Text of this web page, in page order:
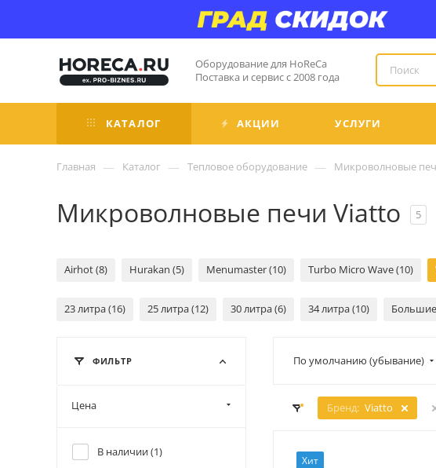
Оборудование для HoReCa
Поставка и сервис с 2008 года
КАТАЛОГ АКЦИИ УСЛУГИ
Главная — Каталог — Тепловое оборудование — Микроволновые
Микроволновые печи Viatto 5
Airhot (8) Hurakan (5) Menumaster (10) Turbo Micro Wave (10)
23 литра (16) 25 литра (12) 30 литра (6) 34 литра (10)
По умолчанию (убывание)
Бренд: Viatto
Хит
ФИЛЬТР
Цена
В наличии (1)